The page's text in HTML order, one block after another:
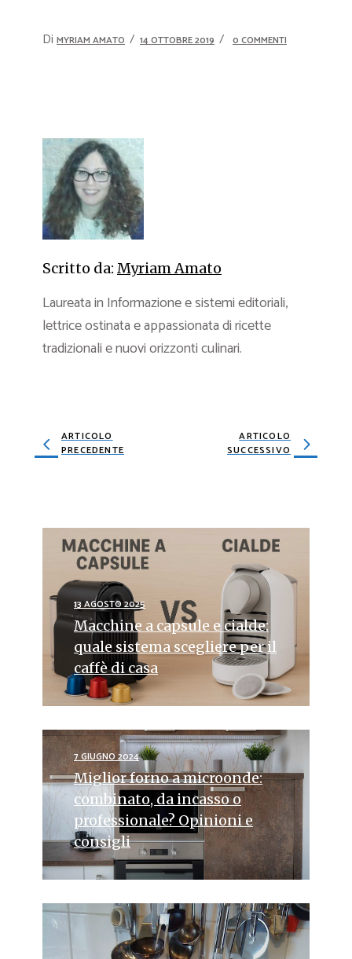
Di MYRIAM AMATO 14 OTTOBRE 2019 0 COMMENTI
Scritto da: Myriam Amato
Laureata in Informazione e sistemi editoriali,
lettrice ostinata e appassionata di ricette
tradizionali e nuovi orizzonti culinari.
ARTICOLO
PRECEDENTE
ARTICOLO
SUCCESSIVO
13 AGOSTO 2025
Macchine a capsule e cialde:
quale sistema scegliere per il
caffè di casa
7 GIUGNO 2024
Miglior forno a microonde:
combinato, da incasso o
professionale? Opinioni e
consigli